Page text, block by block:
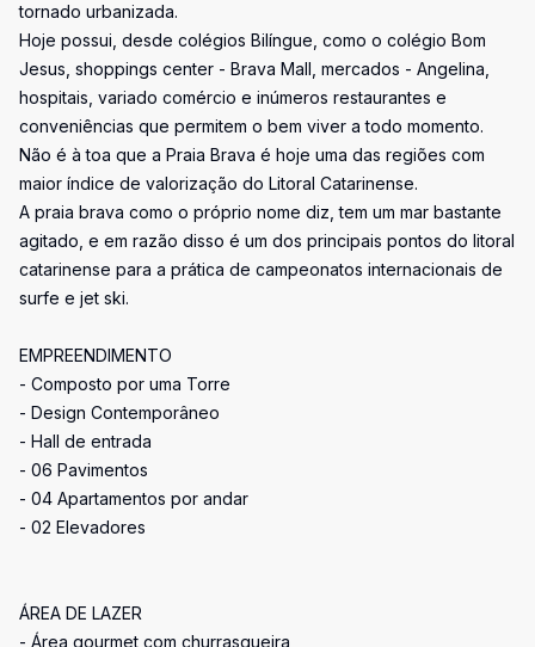
tornado urbanizada.
Hoje possui, desde colégios Bilíngue, como o colégio Bom
Jesus, shoppings center - Brava Mall, mercados - Angelina,
hospitais, variado comércio e inúmeros restaurantes e
conveniências que permitem o bem viver a todo momento.
Não é à toa que a Praia Brava é hoje uma das regiões com
maior índice de valorização do Litoral Catarinense.
A praia brava como o próprio nome diz, tem um mar bastante
agitado, e em razão disso é um dos principais pontos do litoral
catarinense para a prática de campeonatos internacionais de
surfe e jet ski.
EMPREENDIMENTO
- Composto por uma Torre
- Design Contemporâneo
- Hall de entrada
- 06 Pavimentos
- 04 Apartamentos por andar
- 02 Elevadores
ÁREA DE LAZER
- Área gourmet com churrasqueira